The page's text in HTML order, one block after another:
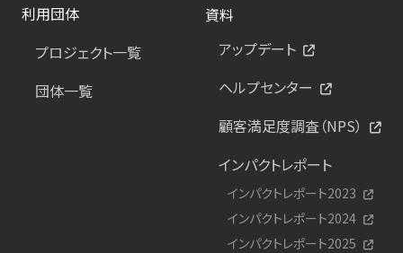
利用団体
プロジェクト一覧
団体一覧
資料
アップデート
ヘルプセンター
顧客満足度調査（NPS）
インパクトレポート
インパクトレポート2023
インパクトレポート2024
インパクトレポート2025